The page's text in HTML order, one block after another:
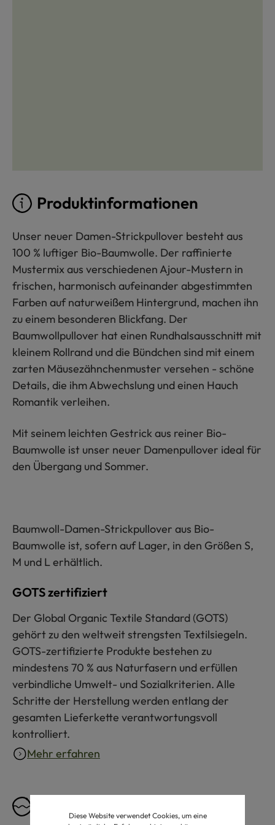
Produktinformationen
Unser neuer Damen-Strickpullover besteht aus
100 % luftiger Bio-Baumwolle. Der raffinierte
Mustermix aus verschiedenen Ajour-Mustern in
frischen, harmonisch aufeinander abgestimmten
Farben auf naturweißem Hintergrund, machen ihn
zu einem besonderen Blickfang. Der
Baumwollpullover hat einen Rundhalsausschnitt mit
kleinem Rollrand und die Bündchen sind mit einem
zarten Mäusezähnchenmuster versehen - schöne
Details, die ihm Abwechslung und einen Hauch
Romantik verleihen.
Mit seinem leichten Gestrick aus reiner Bio-
Baumwolle ist unser neuer Damenpullover ideal für
den Übergang und Sommer.
Baumwoll-Damen-Strickpullover aus Bio-
Baumwolle ist, sofern auf Lager, in den Größen S,
M und L erhältlich.
GOTS zertifiziert
Der Global Organic Textile Standard (GOTS)
gehört zu den weltweit strengsten Textilsiegeln.
GOTS-zertifizierte Produkte bestehen zu
mindestens 70 % aus Naturfasern und erfüllen
verbindliche Umwelt- und Sozialkriterien. Alle
Schritte der Herstellung werden entlang der
gesamten Lieferkette verantwortungsvoll
kontrolliert.
Mehr erfahren
Diese Website verwendet Cookies, um eine